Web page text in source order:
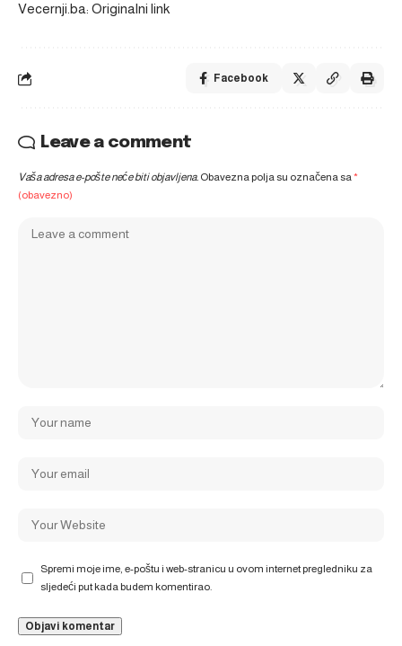
Vecernji.ba: Originalni link
Facebook
Leave a comment
Vaša adresa e-pošte neće biti objavljena. Obavezna polja su označena sa*
(obavezno)
Spremi moje ime, e-poštu i web-stranicu u ovom internet pregledniku za
sljedeći put kada budem komentirao.